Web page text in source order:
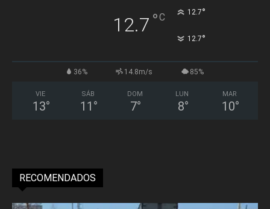
12.7 °C 12.7°
12.7°
36% 14.8m/s 85%
VIE
13°
SÁB
11 °
DOM
7°
LUN
8°
MAR
10°
RECOMENDADOS